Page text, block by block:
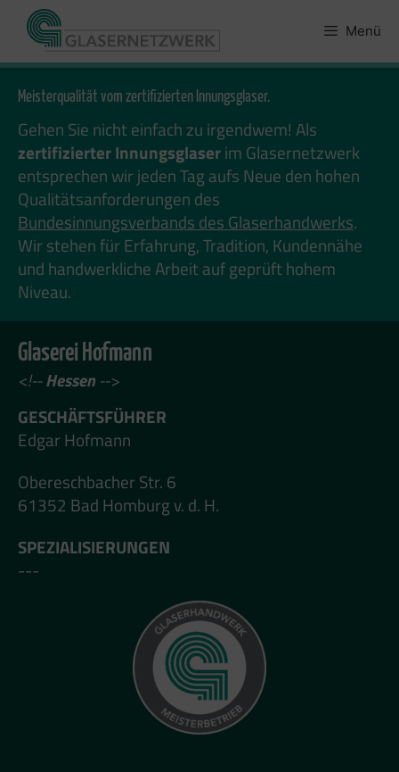
Zum
Inhalt
springen
Menü
Meisterqualität vom zertifizierten Innungsglaser.
Gehen Sie nicht einfach zu irgendwem! Als
zertifizierter Innungsglaserim Glasernetzwerk
entsprechen wir jeden Tag aufs Neue den hohen
Qualitätsanforderungen des
Bundesinnungsverbands des Glaserhandwerks.
Wir stehen für Erfahrung, Tradition, Kundennähe
und handwerkliche Arbeit auf geprüft hohem
Niveau.
Glaserei Hofmann
<!--Hessen -->
GESCHÄFTSFÜHRER
Edgar Hofmann
Obereschbacher Str. 6
61352 Bad Homburg v. d. H.
SPEZIALISIERUNGEN
---